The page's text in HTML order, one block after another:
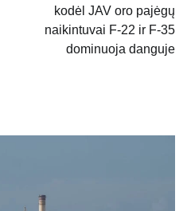
kodėl JAV oro pajėgų
naikintuvai F-22 ir F-35
dominuoja danguje